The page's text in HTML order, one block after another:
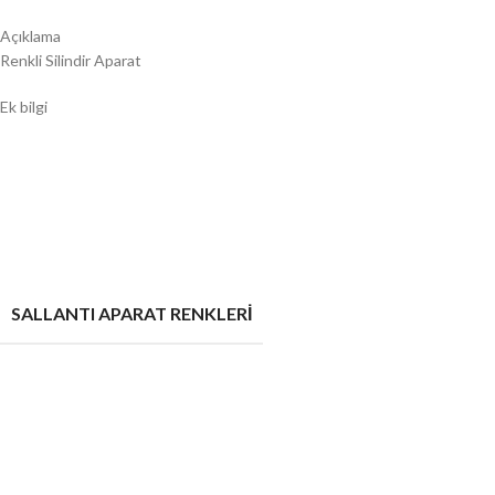
Açıklama
Renkli Silindir Aparat
Ek bilgi
SALLANTI APARAT RENKLERİ